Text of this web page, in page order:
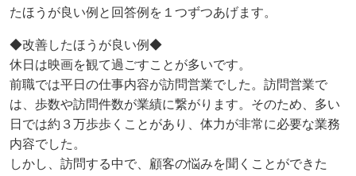
たほうが良い例と回答例を１つずつあげます。
◆改善したほうが良い例◆
休日は映画を観て過ごすことが多いです。
前職では平日の仕事内容が訪問営業でした。訪問営業で
は、歩数や訪問件数が業績に繋がります。そのため、多い
日では約３万歩歩くことがあり、体力が非常に必要な業務
内容でした。
しかし、訪問する中で、顧客の悩みを聞くことができた